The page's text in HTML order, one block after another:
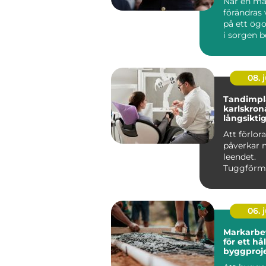
förändras
på ett
i sorgen
ansvar...
08.
karlskrona trygg
Att
påverkar
leendet.
tänder
06.
Markarbete
för ett